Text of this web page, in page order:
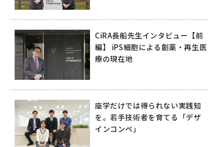
CiRA長船先生インタビュー【前
編】 iPS細胞による創薬・再生医
療の現在地
座学だけでは得られない実践知
を。若手技術者を育てる「デザ
インコンペ」